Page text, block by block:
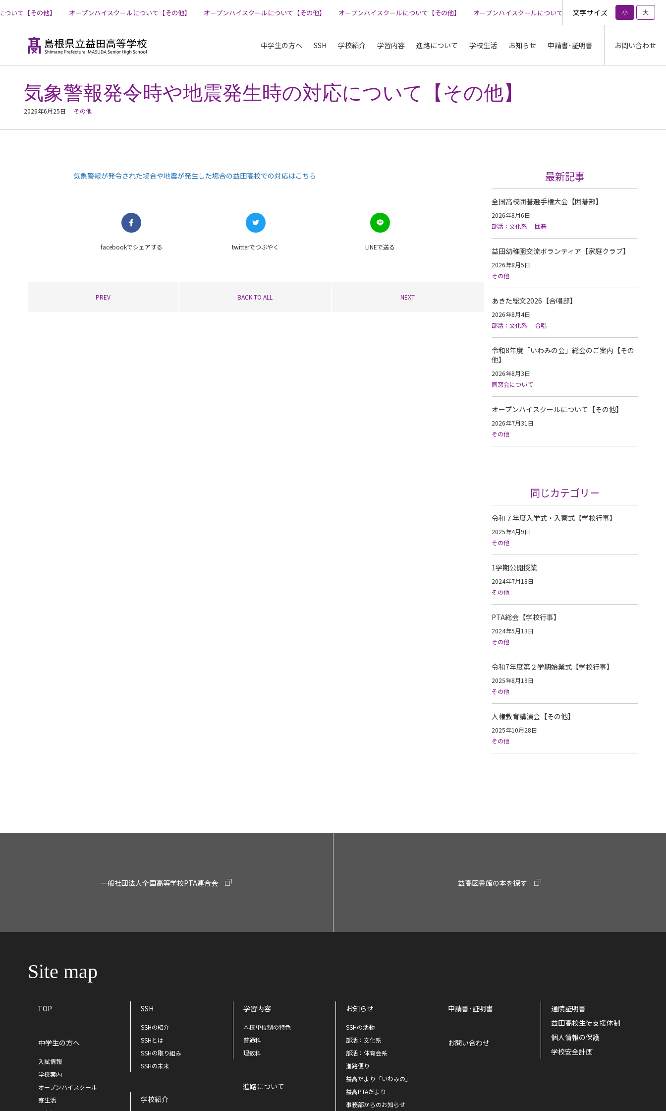
コ
ッ
いて【その他】 オープンハイスクールについて【その他】 オープンハイスクールについて【その他】 オープンハイスクールについて【その他】 オープンハイスクールについて【その他】 オープンハイスクー
文字サイズ 小 大
中学生の方へ SSH 学校紹介 学習内容 進路について 学校生活 お知らせ 申請書･証明書 お問い合わせ
気象警報発令時や地震発生時の対応について【その他】
2026年6月25日 その他
気象警報が発令された場合や地震が発生した場合の益田高校での対応はこちら
facebookでシェアする twitterでつぶやく LINEで送る
PREV BACK TO ALL NEXT
最新記事
全国高校囲碁選手権大会【囲碁部】
2026年8月6日
部活：文化系
囲碁
益田幼稚園交流ボランティア【家庭クラブ】
2026年8月5日
その他
あきた総文2026【合唱部】
2026年8月4日
部活：文化系
合唱
令和8年度「いわみの会」総会のご案内【その
他】
2026年8月3日
同窓会について
オープンハイスクールについて【その他】
2026年7月31日
その他
同じカテゴリー
令和７年度入学式・入寮式【学校行事】
2025年4月9日
その他
1学期公開授業
2024年7月18日
その他
PTA総会【学校行事】
2024年5月13日
その他
令和7年度第２学期始業式【学校行事】
2025年8月19日
その他
人権教育講演会【その他】
2025年10月28日
その他
一般社団法人全国高等学校PTA連合会 益高図書館の本を探す
Site map
TOP
中学生の方へ
入試情報
学校案内
オープンハイスクール
寮生活
SSH
SSHの紹介
SSHとは
SSHの取り組み
SSHの未来
学校紹介
学習内容
本校単位制の特色
普通科
理数科
進路について
お知らせ
SSHの活動
部活：文化系
部活：体育会系
進路便り
益高だより「いわみの」
益高PTAだより
事務部からのお知らせ
申請書･証明書
お問い合わせ
通院証明書
益田高校生徒支援体制
個人情報の保護
学校安全計画